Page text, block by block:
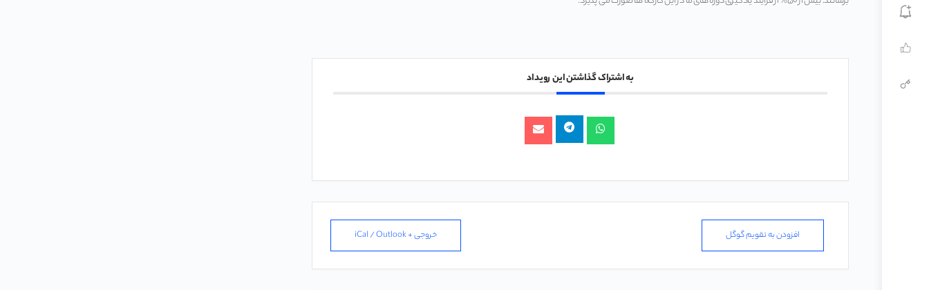
به اشتراک گذاشتن این رویداد
افزودن به تقویم گوگل خروجی + iCal / Outlook